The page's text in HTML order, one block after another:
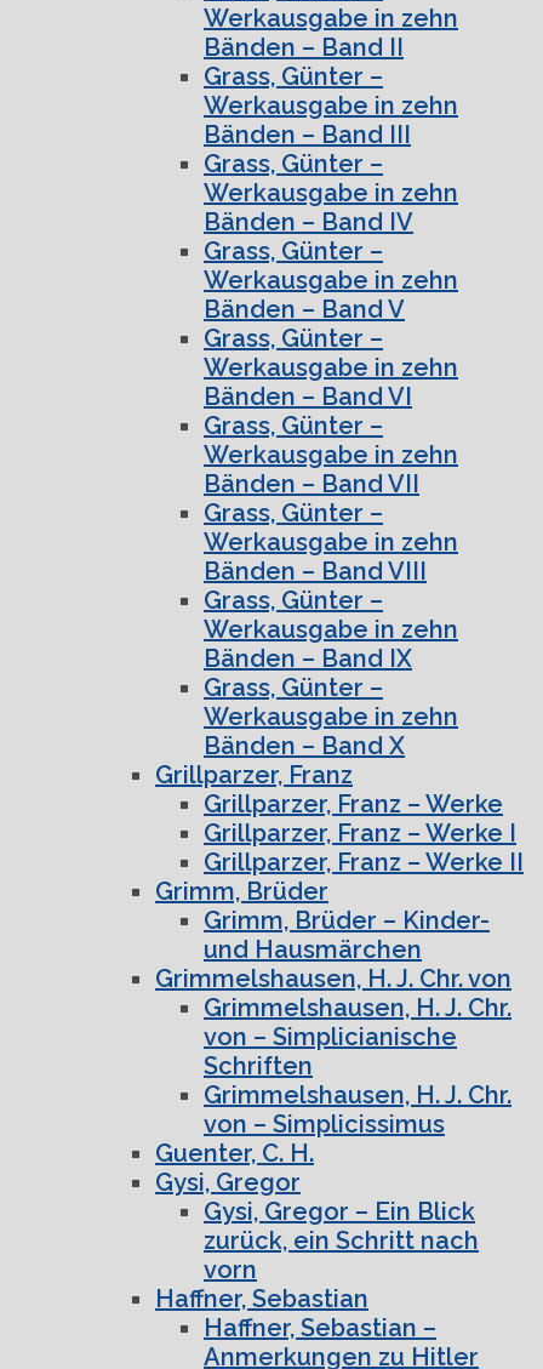
Werkausgabe in zehn
Bänden – Band II
Grass, Günter –
Werkausgabe in zehn
Bänden – Band III
Grass, Günter –
Werkausgabe in zehn
Bänden – Band IV
Grass, Günter –
Werkausgabe in zehn
Bänden – Band V
Grass, Günter –
Werkausgabe in zehn
Bänden – Band VI
Grass, Günter –
Werkausgabe in zehn
Bänden – Band VII
Grass, Günter –
Werkausgabe in zehn
Bänden – Band VIII
Grass, Günter –
Werkausgabe in zehn
Bänden – Band IX
Grass, Günter –
Werkausgabe in zehn
Bänden – Band X
Grillparzer, Franz
Grillparzer, Franz – Werke
Grillparzer, Franz – Werke I
Grillparzer, Franz – Werke II
Grimm, Brüder
Grimm, Brüder – Kinder-
und Hausmärchen
Grimmelshausen, H. J. Chr. von
Grimmelshausen, H. J. Chr.
von – Simplicianische
Schriften
Grimmelshausen, H. J. Chr.
von – Simplicissimus
Guenter, C. H.
Gysi, Gregor
Gysi, Gregor – Ein Blick
zurück, ein Schritt nach
vorn
Haffner, Sebastian
Haffner, Sebastian –
Anmerkungen zu Hitler